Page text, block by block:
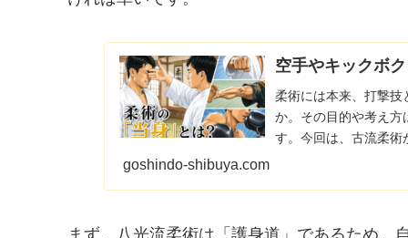
空手やキックボ
柔術には本来、打撃技
か。その目的や考え方
す。今回は、古流柔術
goshindo-shibuya.com